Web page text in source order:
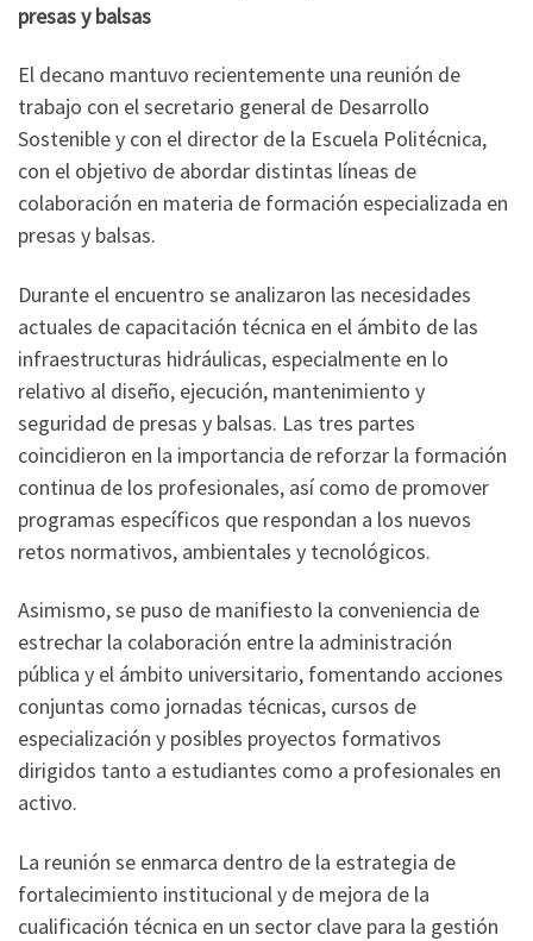
presas y balsas
El decano mantuvo recientemente una reunión de
trabajo con el secretario general de Desarrollo
Sostenible y con el director de la Escuela Politécnica,
con el objetivo de abordar distintas líneas de
colaboración en materia de formación especializada en
presas y balsas.
Durante el encuentro se analizaron las necesidades
actuales de capacitación técnica en el ámbito de las
infraestructuras hidráulicas, especialmente en lo
relativo al diseño, ejecución, mantenimiento y
seguridad de presas y balsas. Las tres partes
coincidieron en la importancia de reforzar la formación
continua de los profesionales, así como de promover
programas específicos que respondan a los nuevos
retos normativos, ambientales y tecnológicos.
Asimismo, se puso de manifiesto la conveniencia de
estrechar la colaboración entre la administración
pública y el ámbito universitario, fomentando acciones
conjuntas como jornadas técnicas, cursos de
especialización y posibles proyectos formativos
dirigidos tanto a estudiantes como a profesionales en
activo.
La reunión se enmarca dentro de la estrategia de
fortalecimiento institucional y de mejora de la
cualificación técnica en un sector clave para la gestión